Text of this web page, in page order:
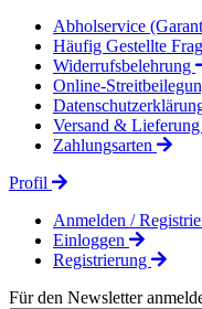
Abholservice
Häufig Gestellte
Widerrufsbelehrung
Online-
Versand & Lieferung
Zahlungsarten
Profil
Anmelden /
Einloggen
Registrierung
Für den Newsletter